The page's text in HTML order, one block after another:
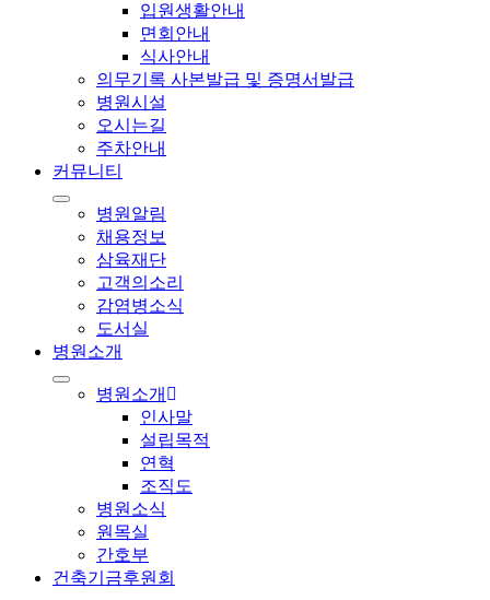
입원생활안내
면회안내
식사안내
의무기록 사본발급 및 증명서발급
병원시설
오시는길
주차안내
커뮤니티
병원알림
채용정보
삼육재단
고객의소리
감염병소식
도서실
병원소개
병원소개
인사말
설립목적
연혁
조직도
병원소식
원목실
간호부
건축기금후원회